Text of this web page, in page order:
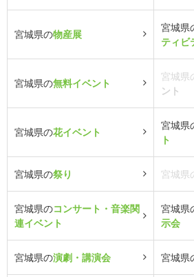
宮城県の物産展
宮城県
ティビ
宮城県の無料イベント
宮城県
ント
宮城県の花イベント
宮城県
ト
宮城県の祭り 宮城県
宮城県のコンサート・音楽関
連イベント
宮城県
示会
宮城県の演劇・講演会 宮城県